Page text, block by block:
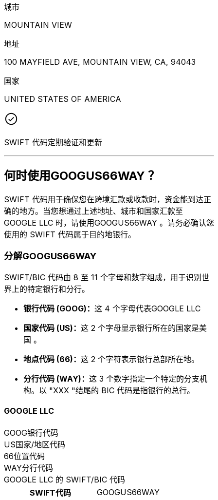
城市
MOUNTAIN VIEW
地址
100 MAYFIELD AVE, MOUNTAIN VIEW, CA, 94043
国家
UNITED STATES OF AMERICA
SWIFT 代码定期验证和更新
何时使用GOOGUS66WAY ？
SWIFT 代码用于确保您在跨境汇款或收款时，资金能到达正
确的地方。当您想通过上述地址、城市和国家汇款至
GOOGLE LLC 时，请使用GOOGUS66WAY 。请务必确认您
使用的 SWIFT 代码属于目的地银行。
分解GOOGUS66WAY
SWIFT/BIC 代码由 8 至 11 个字母和数字组成，用于识别世
界上的特定银行和分行。
银行代码 (GOOG)： 这 4 个字母代表GOOGLE LLC
国家代码 (US)： 这 2 个字母显示银行所在的国家是美
国 。
地点代码 (66)： 这 2 个字符表示银行总部所在地。
分行代码 (WAY)： 这 3 个数字指定一个特定的分支机
构。以 "XXX "结尾的 BIC 代码是指银行的总行。
GOOGLE LLC
GOOG银行代码
US国家/地区代码
66位置代码
WAY分行代码
GOOGLE LLC 的 SWIFT/BIC 代码
SWIFT代码
GOOGUS66WAY